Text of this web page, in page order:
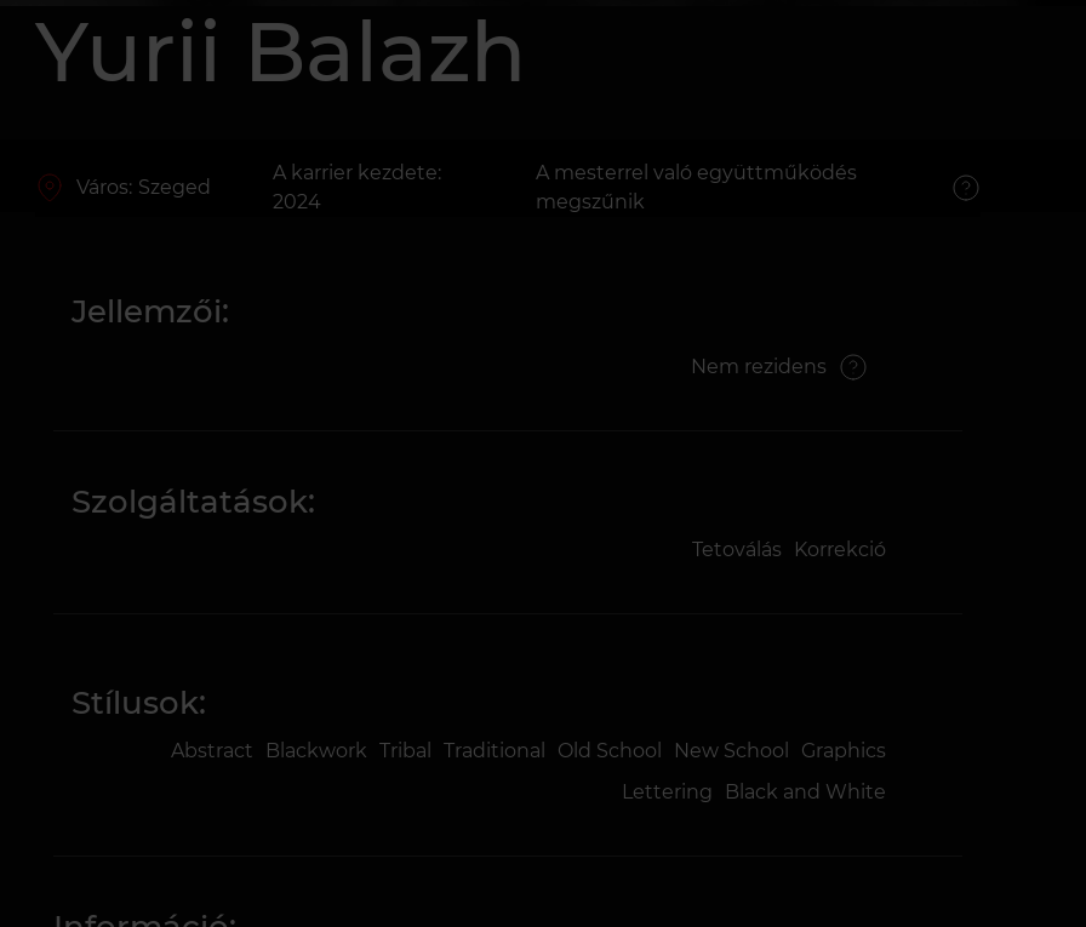
Yurii Balazh
Város: Szeged
A karrier kezdete:
2024
A mesterrel való együttműködés
megszűnik
Jellemzői:
Nem rezidens
Szolgáltatások:
Tetoválás Korrekció
Stílusok:
Abstract Blackwork Tribal Traditional Old School New School
Graphics
Lettering
Black and White